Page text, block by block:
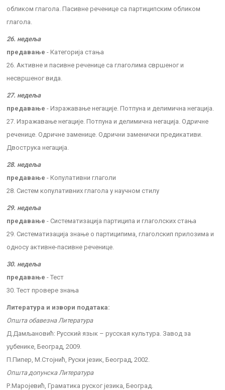
обликом глагола. Пасивне реченице са партиципским обликом
глагола.
26. недеља
предавање - Категорија стања
26. Активне и пасивне реченице са глаголима свршеног и
несвршеног вида.
27. недеља
предавање - Изражавање негације. Потпуна и делимична негација.
27. Изражавање негације. Потпуна и делимична негација. Одричне
реченице. Одричне заменице. Одрични заменички предикативи.
Двострука негација.
28. недеља
предавање - Копулативни глаголи
28. Систем копулативних глагола у научном стилу
29. недеља
предавање - Систематизација партиципа и глаголских стања
29. Систематизација знање о партиципима, глаголскип прилозима и
односу активне-пасивне реченице.
30. недеља
предавање - Тест
30. Тест провере знања
Литература и извори података:
Општа обавезна Литература
Д.Дамљановић: Русский язык – русская культура. Завод за
уџбенике, Београд, 2009.
П.Пипер, М.Стојнић, Руски језик, Београд, 2002.
Општа допунска Литература
Р.Маројевић, Граматика руског језика, Београд.